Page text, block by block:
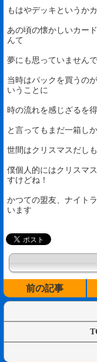
もはやデッキというか
あの頃の懐かしいカー
んて
夢にも思っていませんで
当時はパックを買うの
いうことに
時の流れを感じざるを
と言ってもまだ一箱し
世間はクリスマスだし
僕個人的にはクリスマ
すけどね！
かつての盟友、ナイト
います
前の記事